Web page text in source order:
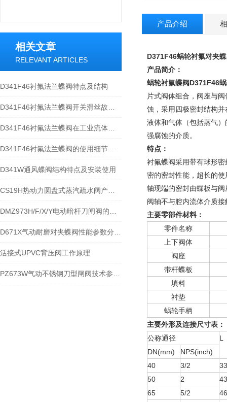
相关文章
RELEVANT ARTICLES
D341F46衬氟法兰蝶阀特点及结构
​D341W通风蝶阀结构特点及安装使用
活接式UPVC背压阀工作原理
产品介绍
D371F46蜗轮衬氟对夹
产品简介：
蜗轮衬氟蝶阀D371F46
片式阀体组合，阀座与
蚀，采用四极密封结构
液体和气体（包括蒸气
强腐蚀的介质。
特点：
衬氟蝶阀采用带有球形
密的密封性能，超长的
轴现端的密封由蝶板与
阀轴不与腔内流体介质
主要零部件材料：
零件名称
上下阀体
阀座
带杆蝶板
填料
衬垫
蜗轮手柄
主要外形及连接尺寸表：
公称通径
L
DN(mm)
NPS(inch)
40
3/2
33
50
2
43
65
5/2
46